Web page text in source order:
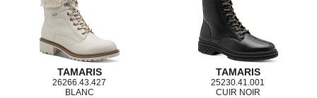
TAMARIS
26266.43.427
BLANC
TAMARIS
25230.41.001
CUIR NOIR